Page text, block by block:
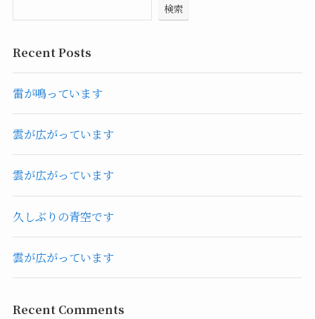
検索
Recent Posts
雷が鳴っています
雲が広がっています
雲が広がっています
久しぶりの青空です
雲が広がっています
Recent Comments